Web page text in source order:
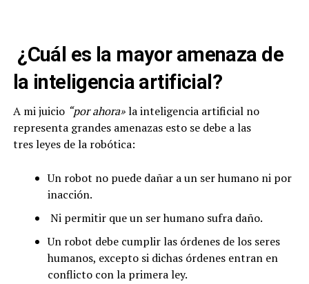
¿Cuál es la mayor amenaza de
la inteligencia artificial?
A mi juicio “por ahora»la inteligencia artificial no
representa grandes amenazas esto se debe a las
tres leyes de la robótica:
Un robot no puede dañar a un ser humano ni por
inacción.
Ni permitir que un ser humano sufra daño.
Un robot debe cumplir las órdenes de los seres
humanos, excepto si dichas órdenes entran en
conflicto con la primera ley.